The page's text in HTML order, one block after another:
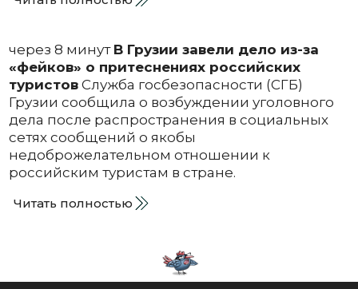
через 8 минут В Грузии завели дело из-за
«фейков» о притеснениях российских
туристовСлужба госбезопасности (СГБ)
Грузии сообщила о возбуждении уголовного
дела после распространения в социальных
сетях сообщений о якобы
недоброжелательном отношении к
российским туристам в стране.
Читать полностью